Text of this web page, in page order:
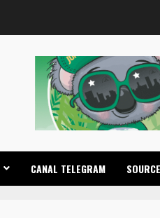
CANAL TELEGRAM